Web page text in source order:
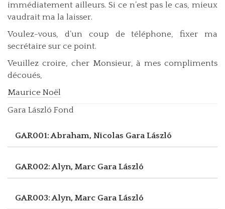
immédiatement ailleurs. Si ce n’est pas le cas, mieux
vaudrait ma la laisser.
Voulez-vous, d’un coup de téléphone, fixer ma
secrétaire sur ce point.
Veuillez croire, cher Monsieur, à mes compliments
découés,
Maurice Noël
Gara László Fond
GAR001: Abraham, Nicolas Gara László
GAR002: Alyn, Marc Gara László
GAR003: Alyn, Marc Gara László